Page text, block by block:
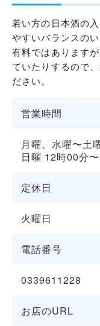
若い方の日本酒の
やすいバランスの
有料ではあります
ていたりするので
ださい。
営業時間
月曜、水曜〜土
日曜 12時00分
定休日
火曜日
電話番号
0339611228
お店のURL